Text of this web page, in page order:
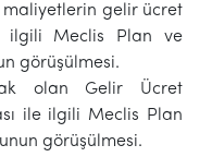
maliyetlerin gelir ücret
ilgili Meclis Plan ve
görüşülmesi.
olan Gelir Ücret
ile ilgili Meclis Plan
görüşülmesi.